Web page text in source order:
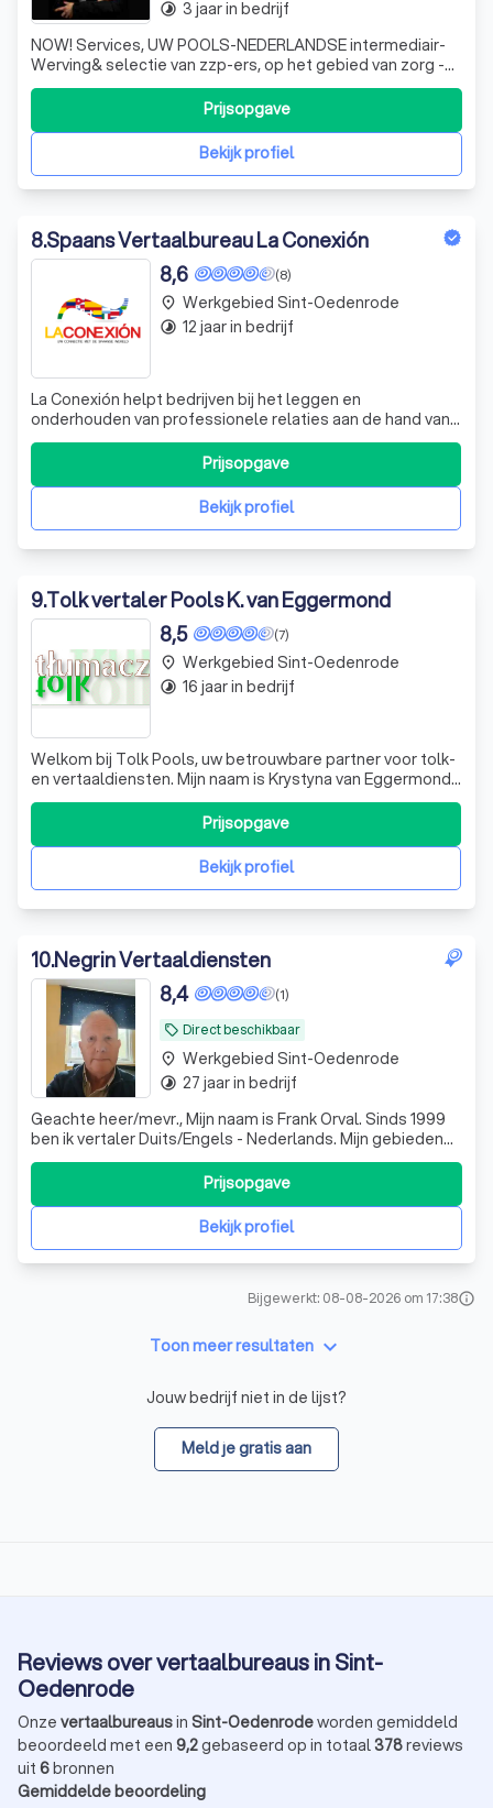
NOW! Services, UW POOLS-NEDERLANDSE intermediair-
Werving& selectie van zzp-ers, op het gebied van zorg -
bouw - onderhoud en diverse werkzaamheden, vertalen of
uitzendbranche waarin ik ruime kennis en ervaring heb
opgedaan, heb ik de stouteBekijk profiel
Prijsopgave
timelapse 3 jaar in bedrijf
8.Spaans Vertaalbureau La Conexión
(8)
8,6
La Conexión helpt bedrijven bij het leggen en
onderhouden van professionele relaties aan de hand van
o.a. Spaanse vertalingen en communicatie voor bedrijven
en consumenten. Denkt u bijvoorbeeld aan websites,
handleidingen, marketingteksten en
bedrijfscommunicatie zoals e-mails en social media
Bekijk profiel
Prijsopgave
place Werkgebied Sint-Oedenrode
timelapse 12 jaar in bedrijf
9.Tolk vertaler Pools K. van Eggermond
(7)
8,5
Welkom bij Tolk Pools, uw betrouwbare partner voor tolk-
en vertaaldiensten. Mijn naam is Krystyna van Eggermond-
Krupa, een beëdigd vertaalster voor de Poolse en
Russische taal sinds 1995 en 2003 respectievelijk. Met
mijn diploma's van de Stichting Instituut van
Gerechtstolken & -Vertalers (SIGV), o
Bekijk profiel
Prijsopgave
place Werkgebied Sint-Oedenrode
timelapse 16 jaar in bedrijf
10.Negrin Vertaaldiensten
local_offer Direct beschikbaar
(1)
8,4
Geachte heer/mevr., Mijn naam is Frank Orval. Sinds 1999
ben ik vertaler Duits/Engels - Nederlands. Mijn gebieden
zijn Technisch, Algemeen, Marketing. Ook werk ik met de
Bekijk profiel
Prijsopgave
place Werkgebied Sint-Oedenrode
timelapse 27 jaar in bedrijf
Bijgewerkt: 08-08-2026 om 17:38info
Toon meer resultaten keyboard_arrow_down
Jouw bedrijf niet in de lijst?
Meld je gratis aan
Reviews over vertaalbureaus in Sint-
Oedenrode
Onze vertaalbureausin Sint-Oedenrodeworden gemiddeld
beoordeeld met een 9,2gebaseerd op in totaal378reviews
uit 6bronnen
Gemiddelde beoordeling